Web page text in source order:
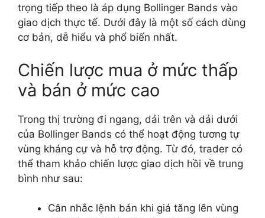
trọng tiếp theo là áp dụng Bollinger Bands vào
giao dịch thực tế. Dưới đây là một số cách dùng
cơ bản, dễ hiểu và phổ biến nhất.
Chiến lược mua ở mức thấp
và bán ở mức cao
Trong thị trường đi ngang, dải trên và dải dưới
của Bollinger Bands có thể hoạt động tương tự
vùng kháng cự và hỗ trợ động. Từ đó, trader có
thể tham khảo chiến lược giao dịch hồi về trung
bình như sau:
Cân nhắc lệnh bán khi giá tăng lên vùng